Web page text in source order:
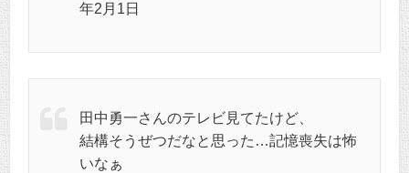
年2月1日
田中勇一さんのテレビ見てたけど、
結構そうぜつだなと思った…記憶喪失は怖
いなぁ